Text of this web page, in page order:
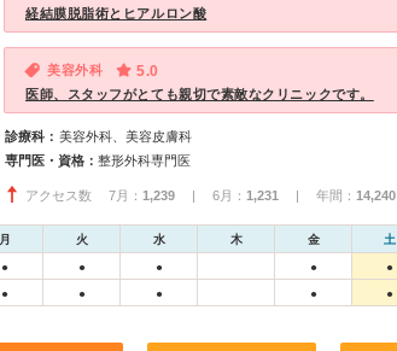
経結膜脱脂術とヒアルロン酸
美容外科 5.0
医師、スタッフがとても親切で素敵なクリニックです。
診療科： 美容外科、美容皮膚科
専門医・資格： 整形外科専門医
アクセス数 7月： 1,239 | 6月： 1,231 | 年間： 14,240
月 火 水 木 金 土
● ● ● ● ●
● ● ● ● ●